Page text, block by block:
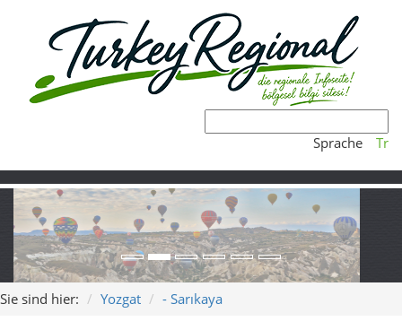
Sprache Tr
Sie sind hier: Yozgat - Sarıkaya